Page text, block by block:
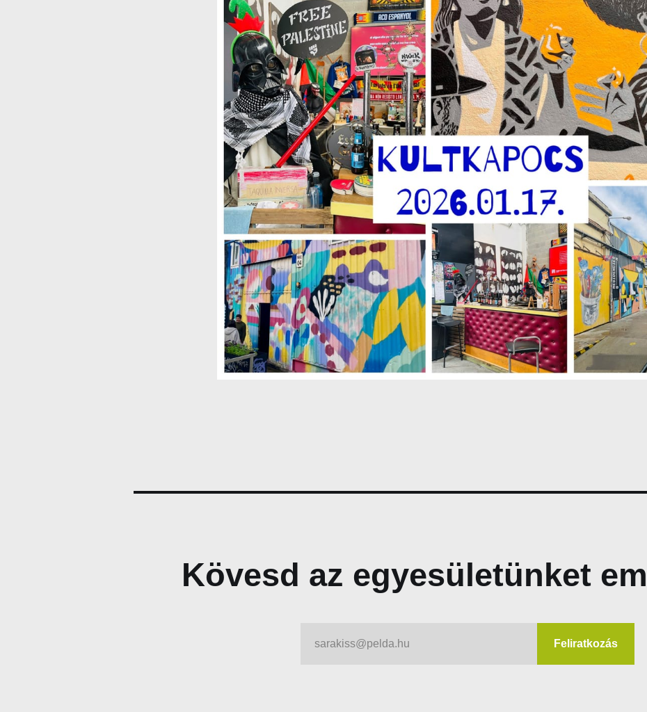
Kövesd az egyesületünket
sarakiss@pelda.hu Feliratkozás